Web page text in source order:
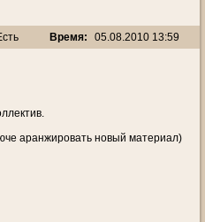
Время: 05.08.2010 13:59
аранжировать новый материал)